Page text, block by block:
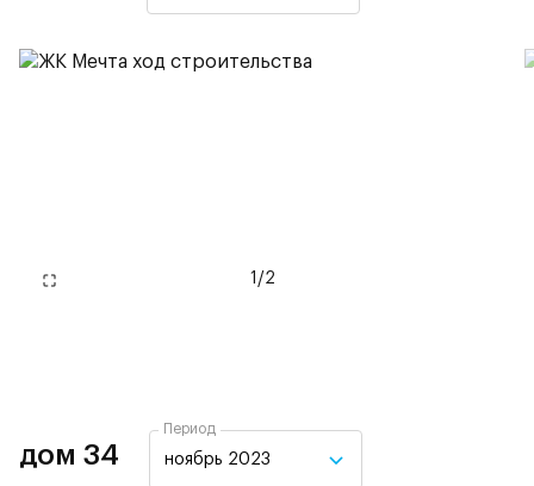
1 /2
дом 34
Период
ноябрь 2023